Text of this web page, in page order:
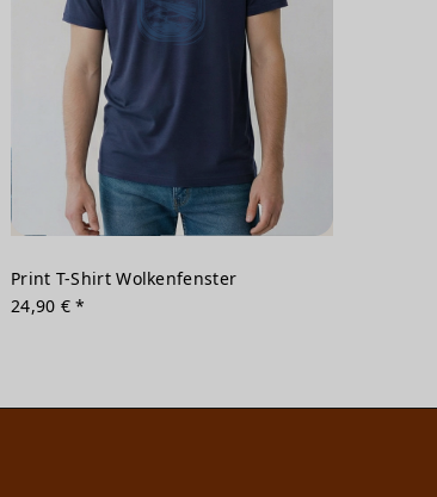
Print T-Shirt Wolkenfenster
24,90 € *